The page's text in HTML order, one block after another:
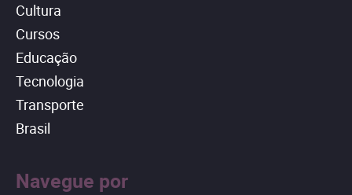
Cultura
Cursos
Educação
Tecnologia
Transporte
Brasil
Navegue por